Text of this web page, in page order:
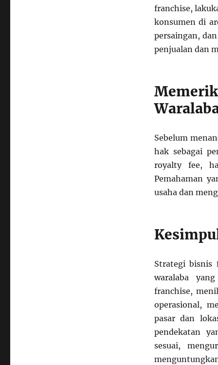
franchise,
konsumen di
persaingan,
penjualan dan
Sebelum
hak sebagai
royalty fee,
Pemahaman
usaha dan
Strategi bisnis
waralaba
franchise,
operasional,
pasar dan
pendekatan
sesuai,